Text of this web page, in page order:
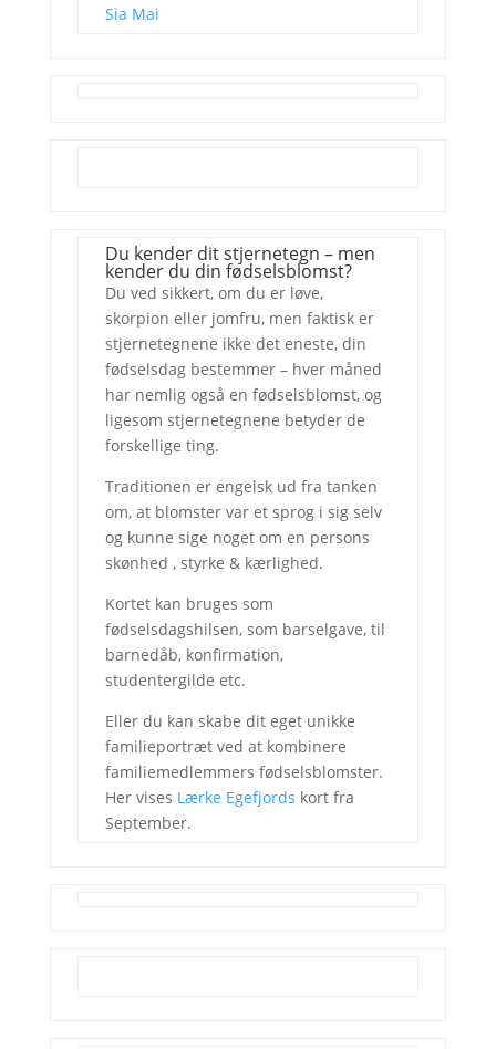
Sia Mai
Du kender dit stjernetegn – men
kender du din fødselsblomst?
Du ved sikkert, om du er løve,
skorpion eller jomfru, men faktisk er
stjernetegnene ikke det eneste, din
fødselsdag bestemmer – hver måned
har nemlig også en fødselsblomst, og
ligesom stjernetegnene betyder de
forskellige ting.
Traditionen er engelsk ud fra tanken
om, at blomster var et sprog i sig selv
og kunne sige noget om en persons
skønhed , styrke & kærlighed.
Kortet kan bruges som
fødselsdagshilsen, som barselgave, til
barnedåb, konfirmation,
studentergilde etc.
Eller du kan skabe dit eget unikke
familieportræt ved at kombinere
familiemedlemmers fødselsblomster.
Her vises Lærke Egefjords kort fra
September.